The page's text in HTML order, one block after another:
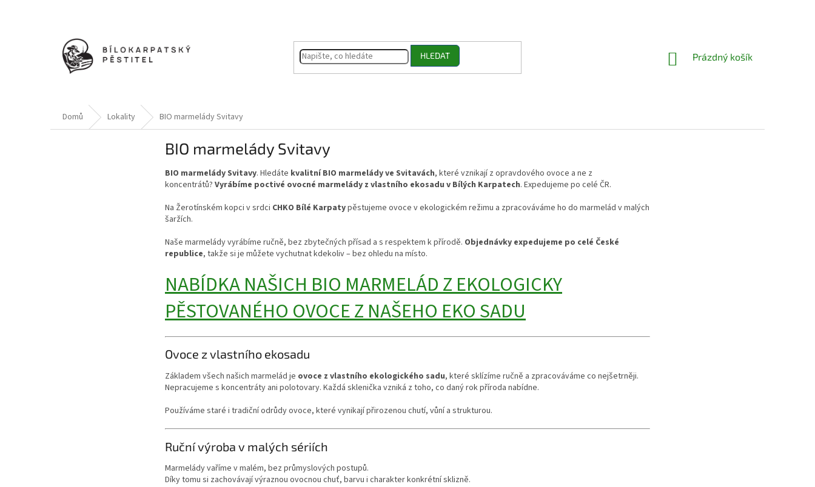
HLEDAT
NÁKUPNÍ
Prázdný košík
Domů Lokality BIO marmelády Svitavy
BIO marmelády Svitavy
BIO marmelády Svitavy. Hledáte kvalitní BIO marmelády ve Svitavách, které vznikají z opravdového ovoce a ne z
koncentrátů? Vyrábíme poctivé ovocné marmelády z vlastního ekosadu v Bílých Karpatech. Expedujeme po celé ČR.
Na Žerotínském kopci v srdci CHKO Bílé Karpatypěstujeme ovoce v ekologickém režimu a zpracováváme ho do marmelád v malých
šaržích.
Naše marmelády vyrábíme ručně, bez zbytečných přísad a s respektem k přírodě. Objednávky expedujeme po celé České
republice, takže si je můžete vychutnat kdekoliv – bez ohledu na místo.
NABÍDKA NAŠICH BIO MARMELÁD Z EKOLOGICKY
PĚSTOVANÉHO OVOCE Z NAŠEHO EKO SADU
Ovoce z vlastního ekosadu
Základem všech našich marmelád je ovoce z vlastního ekologického sadu, které sklízíme ručně a zpracováváme co nejšetrněji.
Nepracujeme s koncentráty ani polotovary. Každá sklenička vzniká z toho, co daný rok příroda nabídne.
Používáme staré i tradiční odrůdy ovoce, které vynikají přirozenou chutí, vůní a strukturou.
Ruční výroba v malých sériích
Marmelády vaříme v malém, bez průmyslových postupů.
Díky tomu si zachovávají výraznou ovocnou chuť, barvu i charakter konkrétní sklizně.